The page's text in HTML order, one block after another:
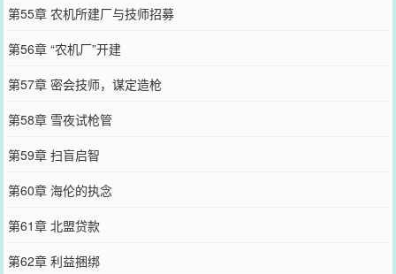
第55章 农机所建厂与技师招募
第56章 “农机厂”开建
第57章 密会技师，谋定造枪
第58章 雪夜试枪管
第59章 扫盲启智
第60章 海伦的执念
第61章 北盟贷款
第62章 利益捆绑